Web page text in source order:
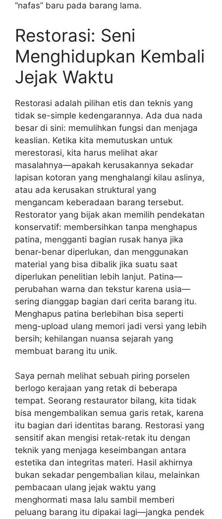
“nafas” baru pada barang lama.
Restorasi: Seni
Menghidupkan Kembali
Jejak Waktu
Restorasi adalah pilihan etis dan teknis yang
tidak se-simple kedengarannya. Ada dua nada
besar di sini: memulihkan fungsi dan menjaga
keaslian. Ketika kita memutuskan untuk
merestorasi, kita harus melihat akar
masalahnya—apakah kerusakannya sekadar
lapisan kotoran yang menghalangi kilau aslinya,
atau ada kerusakan struktural yang
mengancam keberadaan barang tersebut.
Restorator yang bijak akan memilih pendekatan
konservatif: membersihkan tanpa menghapus
patina, mengganti bagian rusak hanya jika
benar-benar diperlukan, dan menggunakan
material yang bisa dibalik jika suatu saat
diperlukan penelitian lebih lanjut. Patina—
perubahan warna dan tekstur karena usia—
sering dianggap bagian dari cerita barang itu.
Menghapus patina berlebihan bisa seperti
meng-upload ulang memori jadi versi yang lebih
bersih; kehilangan nuansa sejarah yang
membuat barang itu unik.
Saya pernah melihat sebuah piring porselen
berlogo kerajaan yang retak di beberapa
tempat. Seorang restaurator bilang, kita tidak
bisa mengembalikan semua garis retak, karena
itu bagian dari identitas barang. Restorasi yang
sensitif akan mengisi retak-retak itu dengan
teknik yang menjaga keseimbangan antara
estetika dan integritas materi. Hasil akhirnya
bukan sekadar pengembalian kilau, melainkan
pembacaan ulang jejak waktu yang
menghormati masa lalu sambil memberi
peluang barang itu dipakai lagi—jangka pendek